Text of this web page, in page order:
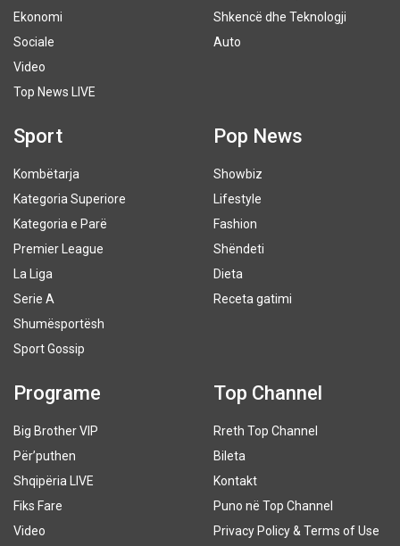
Ekonomi
Sociale
Video
Top News LIVE
Shkencë dhe Teknologji
Auto
Sport
Kombëtarja
Kategoria Superiore
Kategoria e Parë
Premier League
La Liga
Serie A
Shumësportësh
Sport Gossip
Pop News
Showbiz
Lifestyle
Fashion
Shëndeti
Dieta
Receta gatimi
Programe
Big Brother VIP
Për’puthen
Shqipëria LIVE
Fiks Fare
Video
Top Channel
Rreth Top Channel
Bileta
Kontakt
Puno në Top Channel
Privacy Policy & Terms of Use